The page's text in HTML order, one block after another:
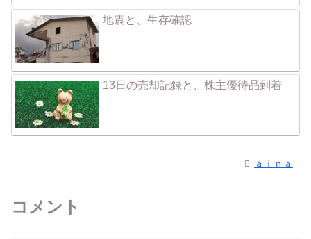
地震と、生存確認
13日の売却記録と、株主優待品到着
ａｉｎａ
コメント